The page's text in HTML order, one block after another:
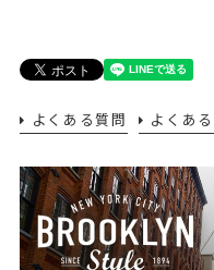
よくある質問 よくあ